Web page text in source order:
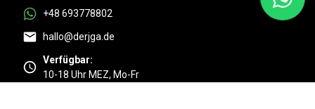
+48 693778802
hallo@derjga.de
Verfügbar:
10-18 Uhr MEZ, Mo-Fr